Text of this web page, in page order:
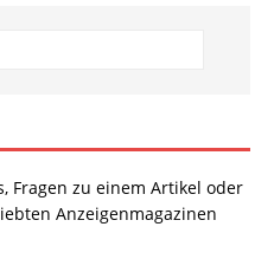
Fragen zu einem Artikel oder
Anzeigenmagazinen